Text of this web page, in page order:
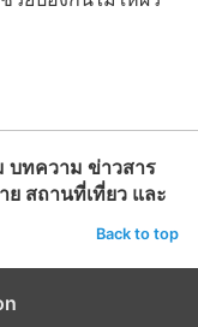
บทความ ข่าวสาร
สถานที่เที่ยว และ
Back to top